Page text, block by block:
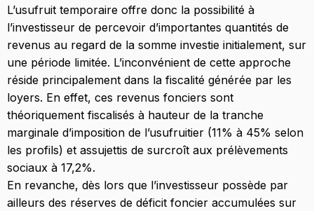
L’usufruit temporaire offre donc la possibilité à
l’investisseur de percevoir d’importantes quantités de
revenus au regard de la somme investie initialement, sur
une période limitée. L’inconvénient de cette approche
réside principalement dans la fiscalité générée par les
loyers. En effet, ces revenus fonciers sont
théoriquement fiscalisés à hauteur de la tranche
marginale d’imposition de l’usufruitier (11% à 45% selon
les profils) et assujettis de surcroît aux prélèvements
sociaux à 17,2%.
En revanche, dès lors que l’investisseur possède par
ailleurs des réserves de déficit foncier accumulées sur